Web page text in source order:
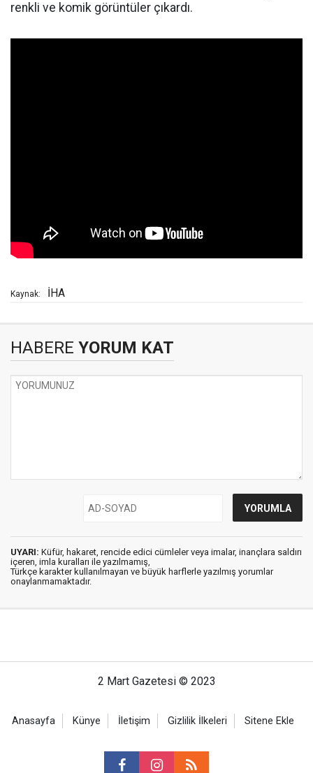
renkli ve komik görüntüler çıkardı.
Kaynak: İHA
HABERE YORUM KAT
UYARI: Küfür, hakaret, rencide edici cümleler veya imalar, inançlara saldırı
içeren, imla kuralları ile yazılmamış,
Türkçe karakter kullanılmayan ve büyük harflerle yazılmış yorumlar
onaylanmamaktadır.
2 Mart Gazetesi © 2023
Anasayfa Künye İletişim Gizlilik İlkeleri Sitene Ekle